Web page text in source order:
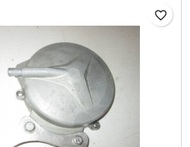
favorite_border